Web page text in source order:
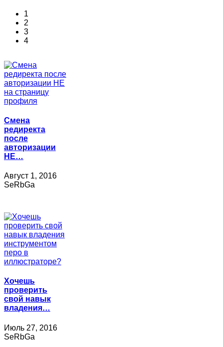
1
2
3
4
Смена
редиректа
после
авторизации
НЕ…
Август 1, 2016
SeRbGa
Хочешь
проверить
свой навык
владения…
Июль 27, 2016
SeRbGa